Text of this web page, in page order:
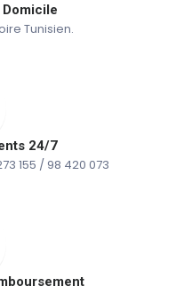
Tunisien.
24/7
155 / 98 420 073